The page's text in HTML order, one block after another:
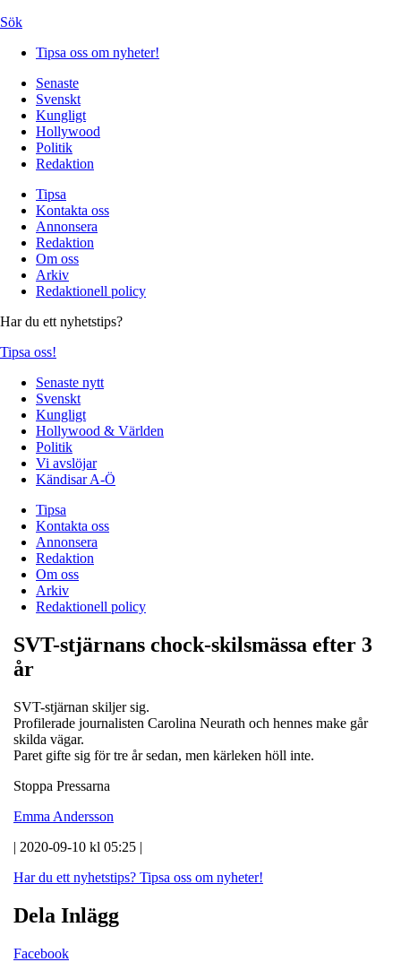
Sök
Tipsa oss om nyheter!
Senaste
Svenskt
Kungligt
Hollywood
Politik
Redaktion
Tipsa
Kontakta oss
Annonsera
Redaktion
Om oss
Arkiv
Redaktionell policy
Har du ett nyhetstips?
Tipsa oss!
Senaste nytt
Svenskt
Kungligt
Hollywood & Världen
Politik
Vi avslöjar
Kändisar A-Ö
Tipsa
Kontakta oss
Annonsera
Redaktion
Om oss
Arkiv
Redaktionell policy
SVT-stjärnans chock-skilsmässa efter 3
år
SVT-stjärnan skiljer sig.
Profilerade journalisten Carolina Neurath och hennes make går
skilda vägar.
Paret gifte sig för tre år sedan, men kärleken höll inte.
Stoppa Pressarna
Emma Andersson
| 2020-09-10 kl 05:25 |
Har du ett nyhetstips? Tipsa oss om nyheter!
Dela Inlägg
Facebook